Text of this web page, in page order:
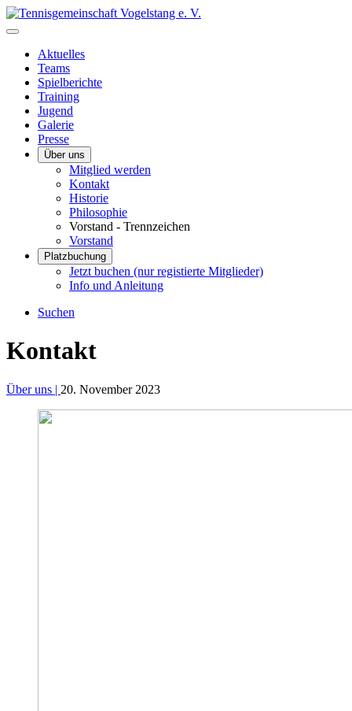
Aktuelles
Teams
Spielberichte
Training
Jugend
Galerie
Presse
Über uns
Mitglied werden
Kontakt
Historie
Philosophie
Vorstand - Trennzeichen
Vorstand
Platzbuchung
Jetzt buchen (nur registierte Mitglieder)
Info und Anleitung
Suchen
Kontakt
Über uns | 20. November 2023